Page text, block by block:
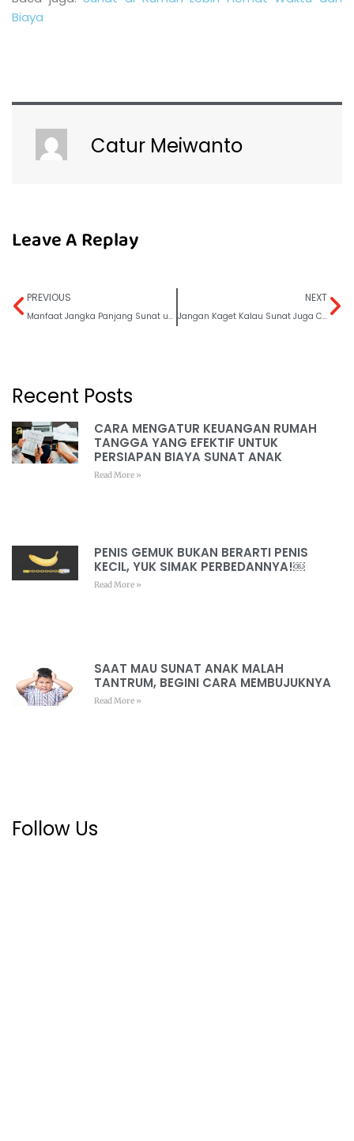
Biaya
Catur Meiwanto
Leave A Replay
PREVIOUS
Manfaat Jangka Panjang Sunat untuk Anak
NEXT
Jangan Kaget Kalau Sunat Juga Cepat Sembuh pada Pria Dewasa
Recent Posts
CARA MENGATUR KEUANGAN RUMAH
TANGGA YANG EFEKTIF UNTUK
PERSIAPAN BIAYA SUNAT ANAK
Read More »
PENIS GEMUK BUKAN BERARTI PENIS
KECIL, YUK SIMAK PERBEDANNYA!￼
Read More »
SAAT MAU SUNAT ANAK MALAH
TANTRUM, BEGINI CARA MEMBUJUKNYA
Read More »
Follow Us